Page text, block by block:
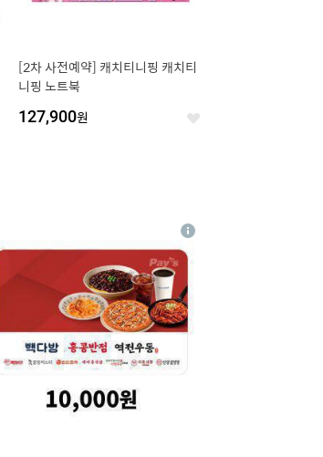
[2차 사전예약] 캐치티니핑 캐치티
니핑 노트북
127,900원 좋
상
세